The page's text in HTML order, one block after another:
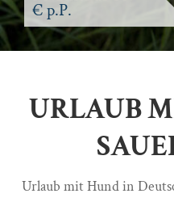
€ p.P.
URLAUB
Urlaub mit Hund in